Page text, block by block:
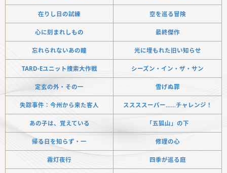
在りし日の試練 空を巡る冒険
心に刻まれしもの 最終傑作
忘れられないあの瞳 光に埋もれた旧い知らせ
TARD-Eユニット捜索大作戦 シーズン・イン・ザ・サン
定玄の外・その一 雪げぬ罪
失踪事件：今州から来た客人 ススススーパー……チャレンジ！
あの子は、覚えている 「五狐山」の下
帰る日を知らず・一 修理の心
霧灯夜行 四季が巡る庭